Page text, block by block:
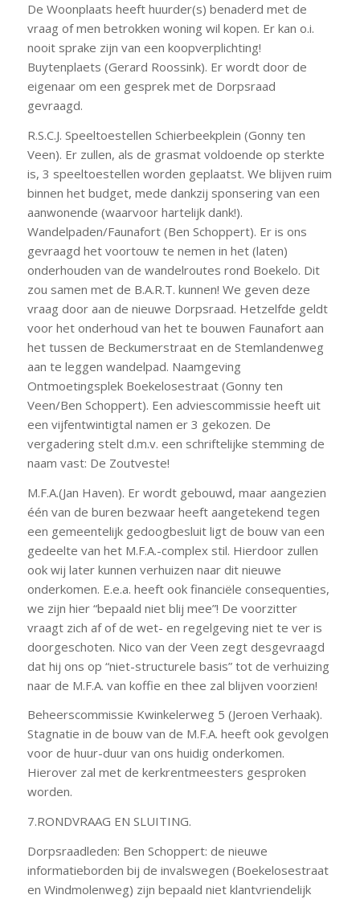
De Woonplaats heeft huurder(s) benaderd met de
vraag of men betrokken woning wil kopen. Er kan o.i.
nooit sprake zijn van een koopverplichting!
Buytenplaets (Gerard Roossink). Er wordt door de
eigenaar om een gesprek met de Dorpsraad
gevraagd.
R.S.C.J. Speeltoestellen Schierbeekplein (Gonny ten
Veen). Er zullen, als de grasmat voldoende op sterkte
is, 3 speeltoestellen worden geplaatst. We blijven ruim
binnen het budget, mede dankzij sponsering van een
aanwonende (waarvoor hartelijk dank!).
Wandelpaden/Faunafort (Ben Schoppert). Er is ons
gevraagd het voortouw te nemen in het (laten)
onderhouden van de wandelroutes rond Boekelo. Dit
zou samen met de B.A.R.T. kunnen! We geven deze
vraag door aan de nieuwe Dorpsraad. Hetzelfde geldt
voor het onderhoud van het te bouwen Faunafort aan
het tussen de Beckumerstraat en de Stemlandenweg
aan te leggen wandelpad. Naamgeving
Ontmoetingsplek Boekelosestraat (Gonny ten
Veen/Ben Schoppert). Een adviescommissie heeft uit
een vijfentwintigtal namen er 3 gekozen. De
vergadering stelt d.m.v. een schriftelijke stemming de
naam vast: De Zoutveste!
M.F.A.(Jan Haven). Er wordt gebouwd, maar aangezien
één van de buren bezwaar heeft aangetekend tegen
een gemeentelijk gedoogbesluit ligt de bouw van een
gedeelte van het M.F.A.-complex stil. Hierdoor zullen
ook wij later kunnen verhuizen naar dit nieuwe
onderkomen. E.e.a. heeft ook financiële consequenties,
we zijn hier “bepaald niet blij mee”! De voorzitter
vraagt zich af of de wet- en regelgeving niet te ver is
doorgeschoten. Nico van der Veen zegt desgevraagd
dat hij ons op “niet-structurele basis” tot de verhuizing
naar de M.F.A. van koffie en thee zal blijven voorzien!
Beheerscommissie Kwinkelerweg 5 (Jeroen Verhaak).
Stagnatie in de bouw van de M.F.A. heeft ook gevolgen
voor de huur-duur van ons huidig onderkomen.
Hierover zal met de kerkrentmeesters gesproken
worden.
7.RONDVRAAG EN SLUITING.
Dorpsraadleden: Ben Schoppert: de nieuwe
informatieborden bij de invalswegen (Boekelosestraat
en Windmolenweg) zijn bepaald niet klantvriendelijk